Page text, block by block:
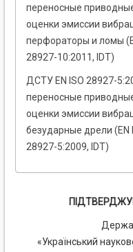
переносные
оценки эмиссии
перфораторы и ломы
28927-10:2011, IDT)
ДСТУ EN ISO 28927-
переносные
оценки эмиссии
безударные дрели (EN
28927-5:2009, IDT)
«Український